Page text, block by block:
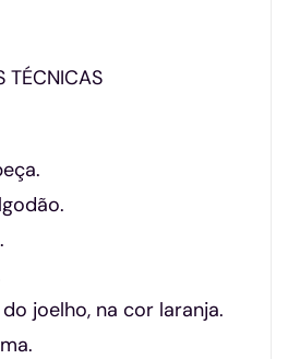
TÉCNICAS
joelho, na cor laranja.